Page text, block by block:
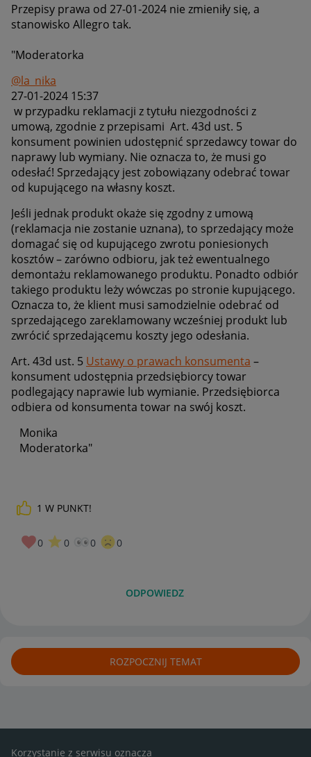
Przepisy prawa od 27-01-2024 nie zmieniły się, a
stanowisko Allegro tak.
"Moderatorka
@la_nika
‎27-01-2024 15:37
w przypadku reklamacji z tytułu niezgodności z
umową, zgodnie z przepisami Art. 43d ust. 5
konsument powinien udostępnić sprzedawcy towar do
naprawy lub wymiany. Nie oznacza to, że musi go
odesłać! Sprzedający jest zobowiązany odebrać towar
od kupującego na własny koszt.
Jeśli jednak produkt okaże się zgodny z umową
(reklamacja nie zostanie uznana), to sprzedający może
domagać się od kupującego zwrotu poniesionych
kosztów – zarówno odbioru, jak też ewentualnego
demontażu reklamowanego produktu. Ponadto odbiór
takiego produktu leży wówczas po stronie kupującego.
Oznacza to, że klient musi samodzielnie odebrać od
sprzedającego zareklamowany wcześniej produkt lub
zwrócić sprzedającemu koszty jego odesłania.
Art. 43d ust. 5 Ustawy o prawach konsumenta –
konsument udostępnia przedsiębiorcy towar
podlegający naprawie lub wymianie. Przedsiębiorca
odbiera od konsumenta towar na swój koszt.
Monika
Moderatorka"
1 W PUNKT!
0 0 0 0
ODPOWIEDZ
ROZPOCZNIJ TEMAT
Korzystanie z serwisu oznacza